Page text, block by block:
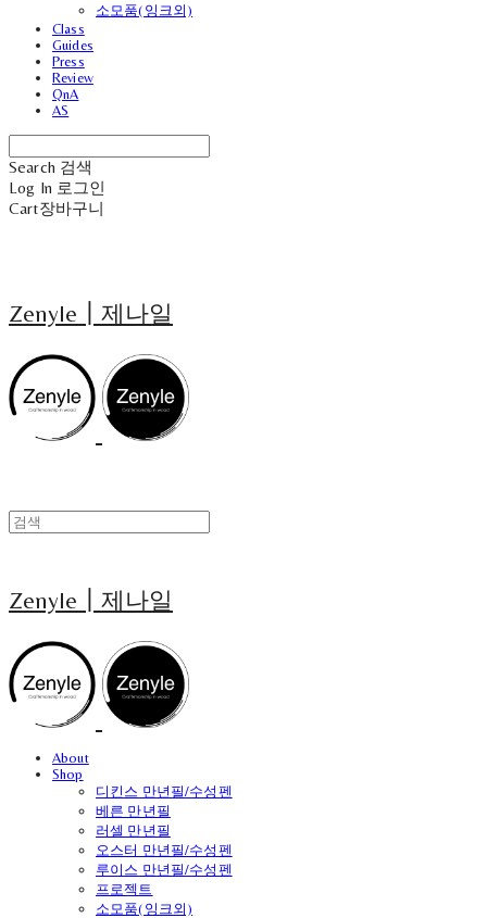
소모품(잉크외)
Class
Guides
Press
Review
QnA
AS
Search 검색
Log In 로그인
Cart장바구니
Zenyle┃제나일
Zenyle┃제나일
About
Shop
디킨스 만년필/수성펜
베른 만년필
러셀 만년필
오스터 만년필/수성펜
루이스 만년필/수성펜
프로젝트
소모품(잉크외)